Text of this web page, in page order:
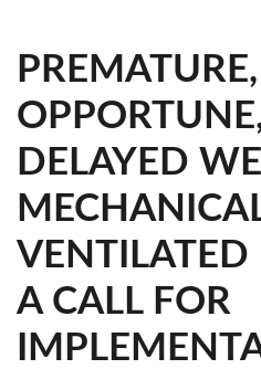
PREMATURE,
DELAYED
VENTILATED
A CALL FOR